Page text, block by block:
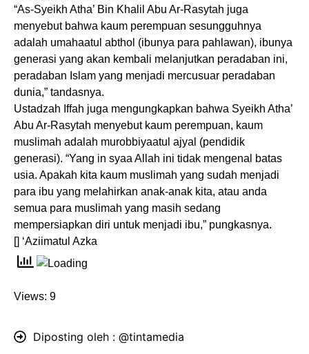
“As-Syeikh Atha’ Bin Khalil Abu Ar-Rasytah juga
menyebut bahwa kaum perempuan sesungguhnya
adalah umahaatul abthol (ibunya para pahlawan), ibunya
generasi yang akan kembali melanjutkan peradaban ini,
peradaban Islam yang menjadi mercusuar peradaban
dunia,” tandasnya.
Ustadzah Iffah juga mengungkapkan bahwa Syeikh Atha’
Abu Ar-Rasytah menyebut kaum perempuan, kaum
muslimah adalah murobbiyaatul ajyal (pendidik
generasi). “Yang in syaa Allah ini tidak mengenal batas
usia. Apakah kita kaum muslimah yang sudah menjadi
para ibu yang melahirkan anak-anak kita, atau anda
semua para muslimah yang masih sedang
mempersiapkan diri untuk menjadi ibu,” pungkasnya.
[] ‘Aziimatul Azka
Views: 9
Diposting oleh : @tintamedia